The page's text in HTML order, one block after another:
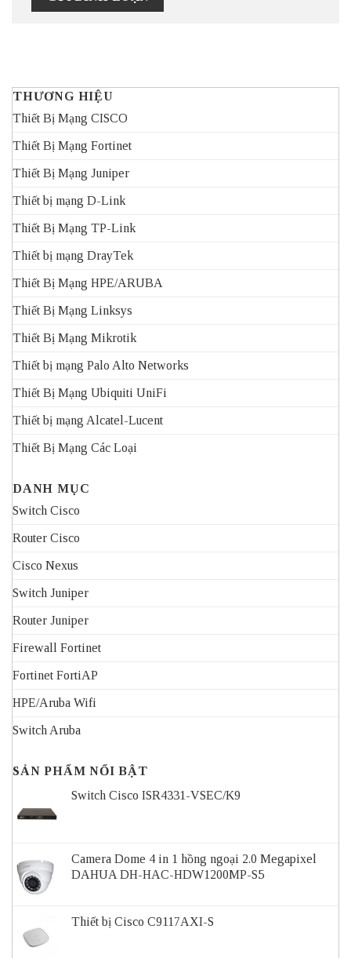
THƯƠNG HIỆU
Thiết Bị Mạng CISCO
Thiết Bị Mạng Fortinet
Thiết Bị Mạng Juniper
Thiết bị mạng D-Link
Thiết Bị Mạng TP-Link
Thiết bị mạng DrayTek
Thiết Bị Mạng HPE/ARUBA
Thiết Bị Mạng Linksys
Thiết Bị Mạng Mikrotik
Thiết bị mạng Palo Alto Networks
Thiết Bị Mạng Ubiquiti UniFi
Thiết bị mạng Alcatel-Lucent
Thiết Bị Mạng Các Loại
DANH MỤC
Switch Cisco
Router Cisco
Cisco Nexus
Switch Juniper
Router Juniper
Firewall Fortinet
Fortinet FortiAP
HPE/Aruba Wifi
Switch Aruba
SẢN PHẨM NỔI BẬT
Switch Cisco ISR4331-VSEC/K9
Camera Dome 4 in 1 hồng ngoại 2.0 Megapixel
DAHUA DH-HAC-HDW1200MP-S5
Thiết bị Cisco C9117AXI-S